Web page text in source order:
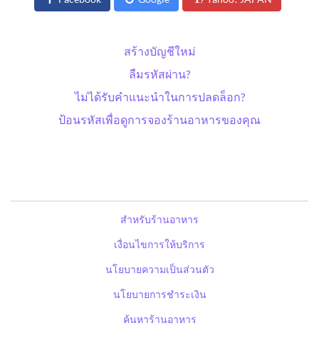
สร้างบัญชีใหม่
ลืมรหัสผ่าน?
ไม่ได้รับคำแนะนำในการปลดล็อก?
ป้อนรหัสเพื่อดูการจองร้านอาหารของคุณ
สำหรับร้านอาหาร
เงื่อนไขการให้บริการ
นโยบายความเป็นส่วนตัว
นโยบายการชำระเงิน
ค้นหาร้านอาหาร